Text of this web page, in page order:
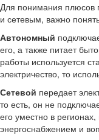
Для понимания плюсов
и сетевым, важно
Автономный
его, а также питает
работы используется
электричество, то
Сетевой передает
то есть, он не
его уместно в
энергоснабжением и